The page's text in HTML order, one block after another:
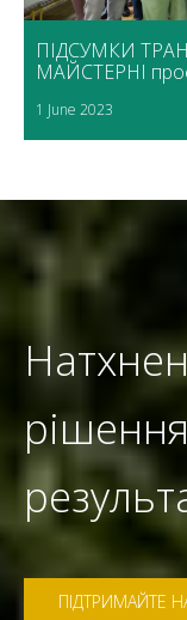
ПІДСУМКИ
МАЙСТЕРНІ
1 June 2023
ПІДТРИМАЙТЕ